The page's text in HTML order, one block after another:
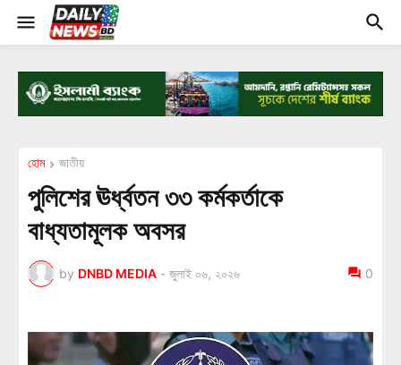
হোম জাতীয়
পুলিশের ঊর্ধ্বতন ৩৩ কর্মকর্তাকে
বাধ্যতামূলক অবসর
by DNBD MEDIA - জুলাই ০৬, ২০২৬ 0